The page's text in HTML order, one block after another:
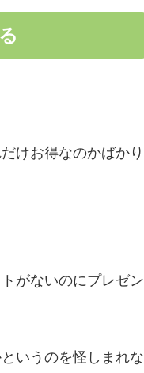
けお得なのかばかり
がないのにプレゼン
いうのを怪しまれな